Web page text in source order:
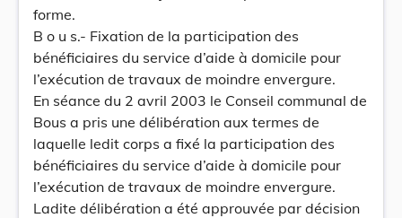
forme.
B o u s.- Fixation de la participation des
bénéficiaires du service d’aide à domicile pour
l’exécution de travaux de moindre envergure.
En séance du 2 avril 2003 le Conseil communal de
Bous a pris une délibération aux termes de
laquelle ledit corps a fixé la participation des
bénéficiaires du service d’aide à domicile pour
l’exécution de travaux de moindre envergure.
Ladite délibération a été approuvée par décision